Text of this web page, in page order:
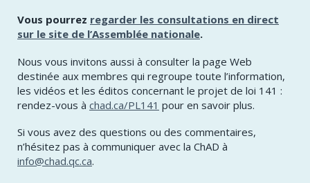
​Vous pourrez regarder les consultations en direct
sur le site de l’Assemblée nationale.
​Nous vous invitons aussi à consulter la page Web
destinée aux membres qui regroupe toute l’information,
les vidéos et les éditos concernant le projet de loi 141 :
rendez-vous à chad.ca/PL141 pour en savoir plus.
​Si vous avez des questions ou des commentaires,
n’hésitez pas à communiquer avec la ChAD à
info@chad.qc.ca.